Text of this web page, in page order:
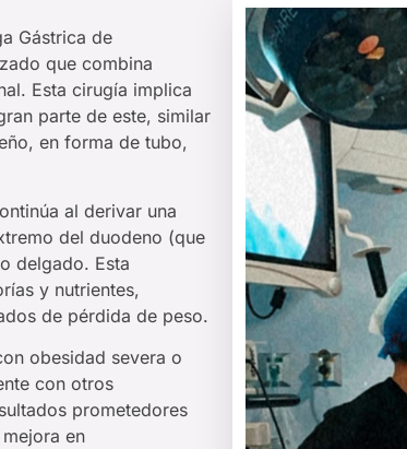
Gástrica de
que combina
Esta cirugía implica
parte de este, similar
en forma de tubo,
al derivar una
del duodeno (que
delgado. Esta
y nutrientes,
de pérdida de peso.
obesidad severa o
con otros
prometedores
en